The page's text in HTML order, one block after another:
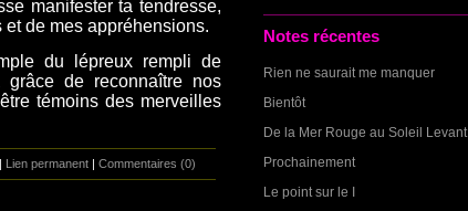
Notes récentes
Rien ne saurait me manquer
Bientôt
De la Mer Rouge au Soleil Levant
Prochainement
Le point sur le I
manifester ta tendresse,
de mes appréhensions.
du lépreux rempli de
grâce de reconnaître nos
témoins des merveilles
Lien permanent Commentaires (0)